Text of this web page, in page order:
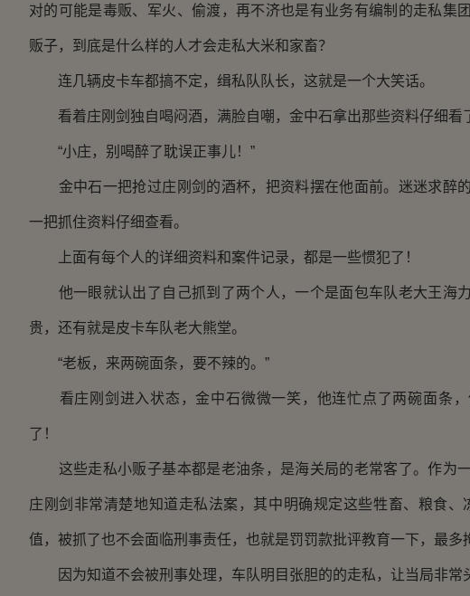
对的可能是毒贩、军火、偷渡，再不济也是有业务有编制的走私集
贩子，到底是什么样的人才会走私大米和家畜？
连几辆皮卡车都搞不定，缉私队队长，这就是一个大笑话。
看着庄刚剑独自喝闷酒，满脸自嘲，金中石拿出那些资料仔细看
“小庄，别喝醉了耽误正事儿！”
金中石一把抢过庄刚剑的酒杯，把资料摆在他面前。迷迷求醉
一把抓住资料仔细查看。
上面有每个人的详细资料和案件记录，都是一些惯犯了！
他一眼就认出了自己抓到了两个人，一个是面包车队老大王海
贵，还有就是皮卡车队老大熊堂。
“老板，来两碗面条，要不辣的。”
看庄刚剑进入状态，金中石微微一笑，他连忙点了两碗面条，
了！
这些走私小贩子基本都是老油条，是海关局的老常客了。作为一
庄刚剑非常清楚地知道走私法案，其中明确规定这些牲畜、粮食、
值，被抓了也不会面临刑事责任，也就是罚罚款批评教育一下，最多
因为知道不会被刑事处理，车队明目张胆的的走私，让当局非常